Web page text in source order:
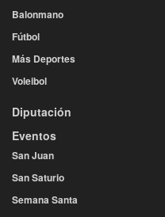
Balonmano
Fútbol
Más Deportes
Voleibol
Diputación
Eventos
San Juan
San Saturio
Semana Santa